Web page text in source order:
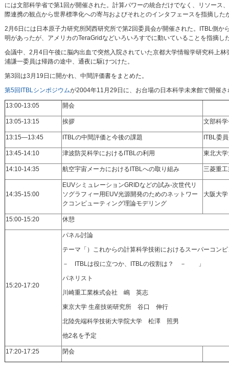
には文部科学省で第1回が開催された。計算パワーの統合だけでなく、リソー
際連携の観点から世界標準化への寄与およびそれとのインタフェースを指摘し
2月6日には日本原子力研究所関西研究所で第2回委員会が開催された。ITBL側
明があったが、アメリカのTeraGridなどいろいろすでに動いていることを指摘
会議中、2月4日午後に脳内出血で突然入院されていた京都大学情報学研究科上
浦謙一委員は帰路の途中、通夜に駆けつけた。
第3回は3月19日に開かれ、中間評価書をまとめた。
第5回ITBLシンポジウムが2004年11月29日に、お台場の日本科学未来館で開催
13:00-13:05 開会
13:05-13:15 挨拶 文部科
13:15―13:45 ITBLの中間評価と今後の課題 ITBL委
13:45-14:10 津波防災科学におけるITBLの利用 東北大
14:10-14:35 航空宇宙メーカにおけるITBLへの取り組み 三菱重
14:35-15:00
EUVシミュレーションGRIDなどの試み-次世代リ
ソグラフィー用EUV光源開発のためのネットワー
クコンピューティング理論モデリング
大阪大
15:00-15:20 休憩
15:20-17:20
パネル討論
テーマ「）これからの計算科学技術におけるスーパーコン
－ ITBLは役に立つか、ITBLの役割は？ － 」
パネリスト
川崎重工業株式会社 嶋 英志
東京大学 生産技術研究所 谷口 伸行
北陸先端科学技術大学院大学 松澤 照男
他2名を予定
17:20-17:25 閉会